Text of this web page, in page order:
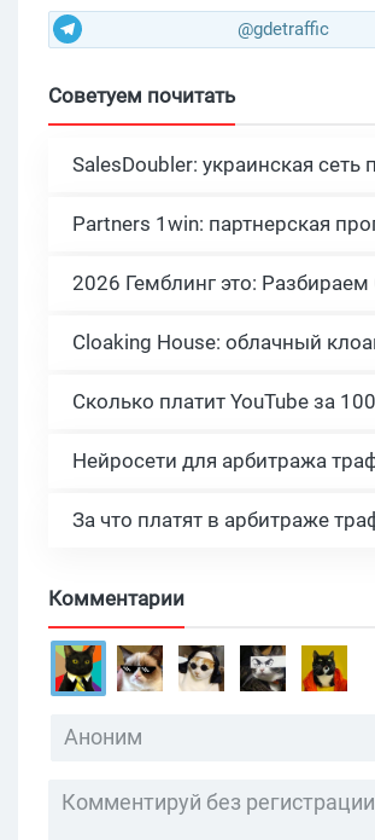
@gdetraffic
Советуем почитать
Комментарии